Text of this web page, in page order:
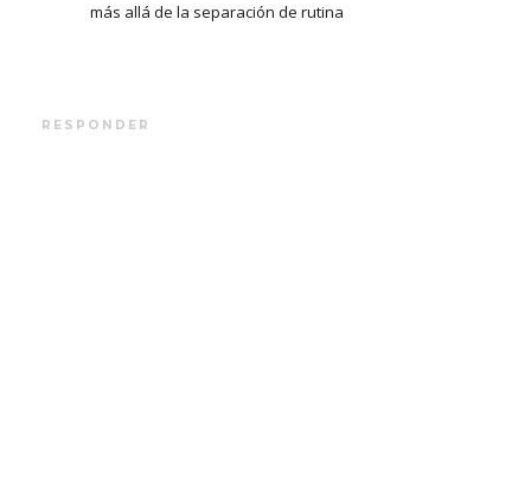
más allá de la separación de rutina
RESPONDER